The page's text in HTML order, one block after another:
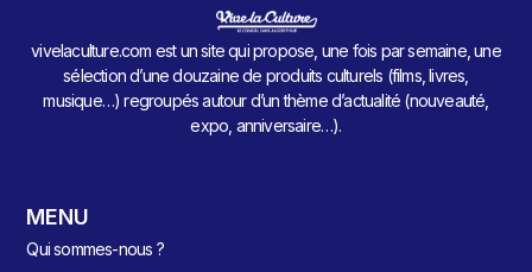
vivelaculture.com est un site qui propose, une fois par semaine, une
sélection d’une douzaine de produits culturels (films, livres,
musique…) regroupés autour d’un thème d’actualité (nouveauté,
expo, anniversaire…).
MENU
Qui sommes-nous ?